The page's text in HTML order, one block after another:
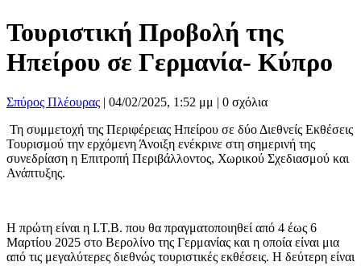
Τουριστική Προβολή της
Ηπείρου σε Γερμανία- Κύπρο
Σπύρος Πλέουρας | 04/02/2025, 1:52 μμ | 0 σχόλια
Τη συμμετοχή της Περιφέρειας Ηπείρου σε δύο Διεθνείς Εκθέσεις
Τουρισμού την ερχόμενη Άνοιξη ενέκρινε στη σημερινή της
συνεδρίαση η Επιτροπή Περιβάλλοντος, Χωρικού Σχεδιασμού και
Ανάπτυξης.
Η πρώτη είναι η Ι.Τ.Β. που θα πραγματοποιηθεί από 4 έως 6
Μαρτίου 2025 στο Βερολίνο της Γερμανίας και η οποία είναι μια
από τις μεγαλύτερες διεθνώς τουριστικές εκθέσεις. Η δεύτερη είναι